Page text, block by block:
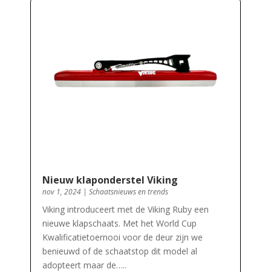
Nieuw klaponderstel Viking
nov 1, 2024| Schaatsnieuws en trends
Viking introduceert met de Viking Ruby een
nieuwe klapschaats. Met het World Cup
Kwalificatietoernooi voor de deur zijn we
benieuwd of de schaatstop dit model al
adopteert maar de…..